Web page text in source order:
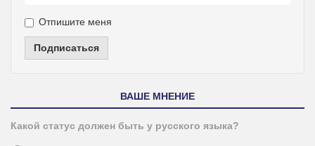
Отпишите меня
Подписаться
ВАШЕ МНЕНИЕ
Какой статус должен быть у русского языка?